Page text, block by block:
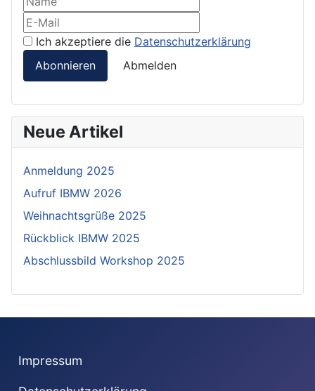
Ich akzeptiere die Datenschutzerklärung
Abonnieren
Abmelden
Neue Artikel
Anmeldung 2025
Aufruf IBMW 2026
Weihnachtsgrüße 2025
Rückblick IBMW 2025
Abschlussbild Workshop 2025
Impressum